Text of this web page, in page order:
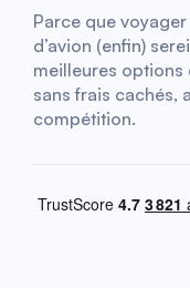
Parce que
d’avion (enfin)
meilleures options
sans frais cachés,
compétition.